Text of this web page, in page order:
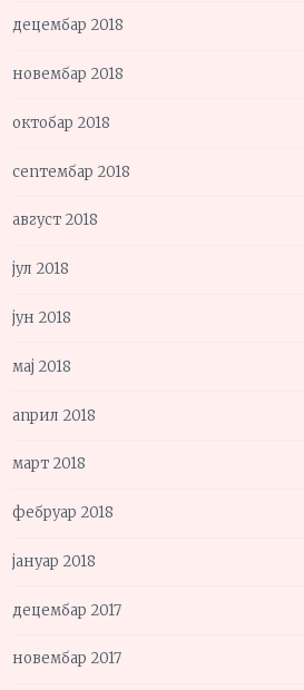
децембар 2018
новембар 2018
октобар 2018
септембар 2018
август 2018
јул 2018
јун 2018
мај 2018
април 2018
март 2018
фебруар 2018
јануар 2018
децембар 2017
новембар 2017